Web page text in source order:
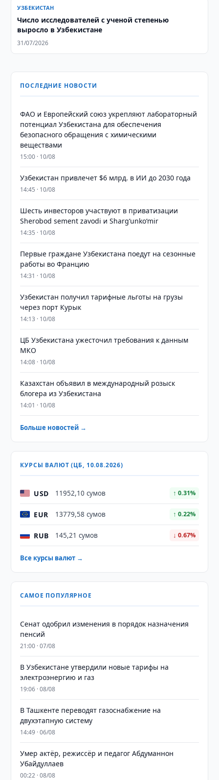
УЗБЕКИСТАН
Число исследователей с ученой степенью
выросло в Узбекистане
31/07/2026
ПОСЛЕДНИЕ НОВОСТИ
ФАО и Европейский союз укрепляют лабораторный
потенциал Узбекистана для обеспечения
безопасного обращения с химическими
веществами
15:00 · 10/08
Узбекистан привлечет $6 млрд. в ИИ до 2030 года
14:45 · 10/08
Шесть инвесторов участвуют в приватизации
Sherobod sement zavodi и Shargʻunkoʻmir
14:35 · 10/08
Первые граждане Узбекистана поедут на сезонные
работы во Францию
14:31 · 10/08
Узбекистан получил тарифные льготы на грузы
через порт Курык
14:13 · 10/08
ЦБ Узбекистана ужесточил требования к данным
МКО
14:08 · 10/08
Казахстан объявил в международный розыск
блогера из Узбекистана
14:01 · 10/08
Больше новостей →
КУРСЫ ВАЛЮТ (ЦБ, 10.08.2026)
USD 11952,10 сумов ↑ 0.31%
EUR 13779,58 сумов ↑ 0.22%
RUB 145,21 сумов ↓ 0.67%
Все курсы валют →
САМОЕ ПОПУЛЯРНОЕ
Сенат одобрил изменения в порядок назначения
пенсий
21:00 · 07/08
В Узбекистане утвердили новые тарифы на
электроэнергию и газ
19:06 · 08/08
В Ташкенте переводят газоснабжение на
двухэтапную систему
14:49 · 06/08
Умер актёр, режиссёр и педагог Абдуманнон
Убайдуллаев
00:22 · 08/08